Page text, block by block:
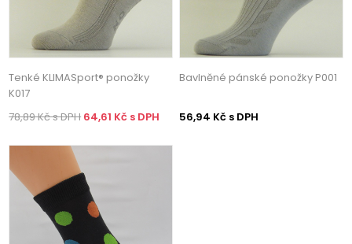
Tenké KLIMASport® ponožky
K017
78,89 Kč s DPH 64,61 Kč s DPH
Bavlněné pánské ponožky P001
56,94 Kč s DPH